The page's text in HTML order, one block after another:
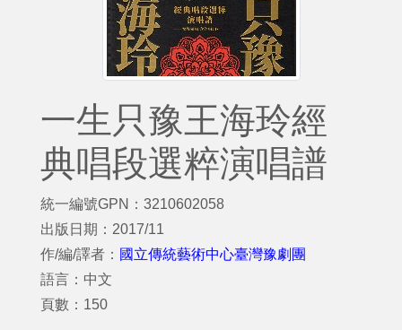
一生只豫王海玲經
典唱段選粹演唱譜
統一編號GPN：3210602058
出版日期：2017/11
作/編/譯者： 國立傳統藝術中心臺灣豫劇團
語言：中文
頁數：150